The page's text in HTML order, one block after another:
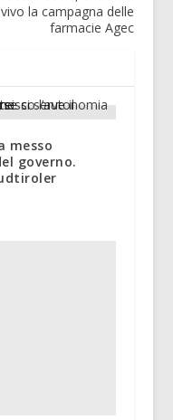
vivo la campagna delle
farmacie Agec
messo
governo.